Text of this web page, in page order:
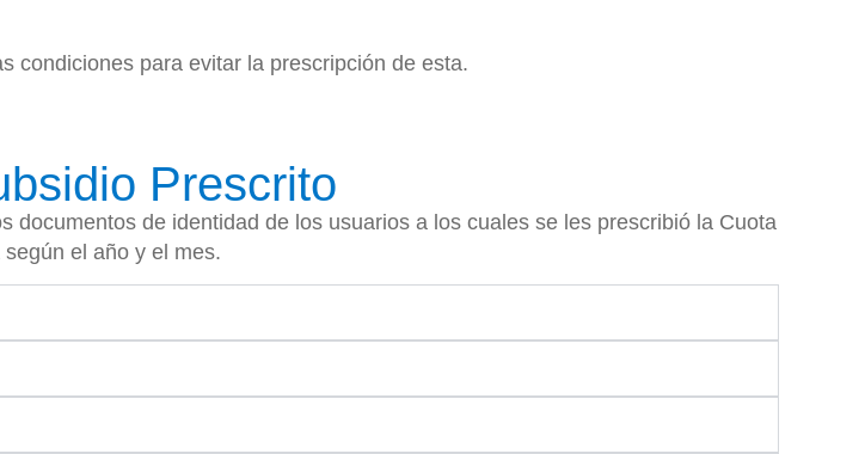
condiciones para evitar la prescripción de esta.
Prescrito
de identidad de los usuarios a los cuales se les prescribió la Cuota
según el año y el mes.